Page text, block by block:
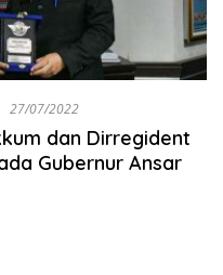
27/07/2022
dan Dirregident
Gubernur Ansar